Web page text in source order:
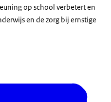
op school verbetert en
en de zorg bij ernstige